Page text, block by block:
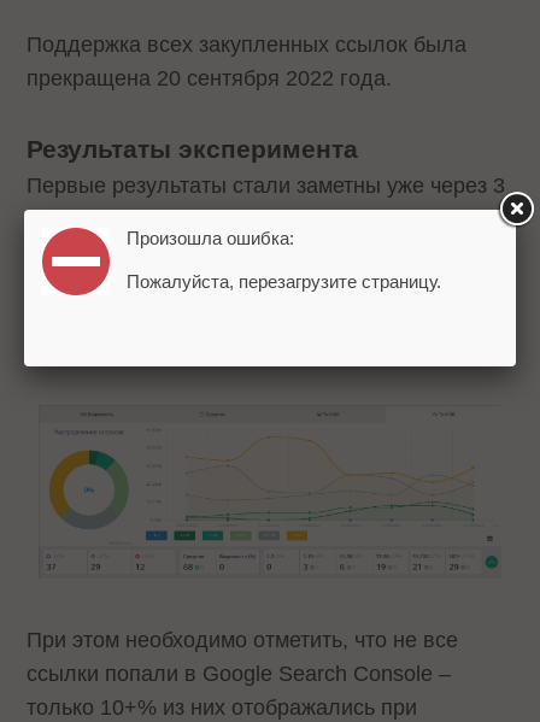
Поддержка всех закупленных ссылок была
прекращена 20 сентября 2022 года.
Результаты эксперимента
Первые результаты стали заметны уже через 3
недели. Наметился отчетливый рост во всех
продвигаемых кластерах. Через месяц после
закупки он сохранялся и достиг в среднем
При этом необходимо отметить, что не все
ссылки попали в Google Search Console –
только 10+% из них отображались при
Произошла ошибка:
Пожалуйста, перезагрузите страницу.